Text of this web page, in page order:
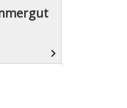
navigate_next